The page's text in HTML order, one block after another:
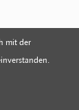
Daten
Recht,
die zu
mit der